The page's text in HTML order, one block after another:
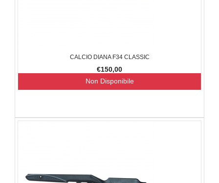
CALCIO DIANA F34 CLASSIC
€150,00
Non Disponibile